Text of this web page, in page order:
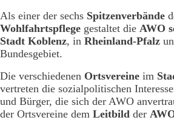
Als einer der sechs Spitzenverbände
Wohlfahrtspflege gestaltet die AWO
Stadt Koblenz, in Rheinland-Pfalz
Bundesgebiet.
Die verschiedenen Ortsvereine im
vertreten die sozialpolitischen
und Bürger, die sich der AWO
der Ortsvereine dem Leitbild der